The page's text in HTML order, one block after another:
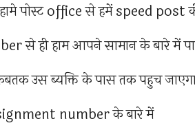
पोस्ट office से हमें speed
से ही हाम आपने सामान के बारे में
उस ब्यक्ति के पास तक पहुच जाएगा
number के बारे में